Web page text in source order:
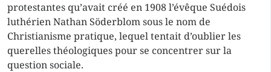
protestantes qu’avait créé en 1908 l’évêque Suédois
luthérien Nathan Söderblom sous le nom de
Christianisme pratique, lequel tentait d’oublier les
querelles théologiques pour se concentrer sur la
question sociale.